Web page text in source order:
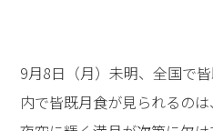
9月8日（月）未明、全国で
内で皆既月食が見られるのは